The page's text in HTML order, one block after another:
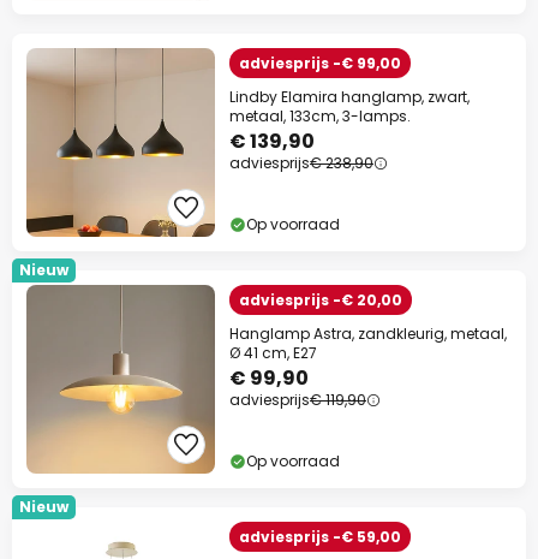
adviesprijs -€ 99,00
Lindby Elamira hanglamp, zwart,
metaal, 133cm, 3-lamps.
€ 139,90
adviesprijs€ 238,90
Op voorraad
Nieuw
adviesprijs -€ 20,00
Hanglamp Astra, zandkleurig, metaal,
Ø 41 cm, E27
€ 99,90
adviesprijs€ 119,90
Op voorraad
Nieuw
adviesprijs -€ 59,00